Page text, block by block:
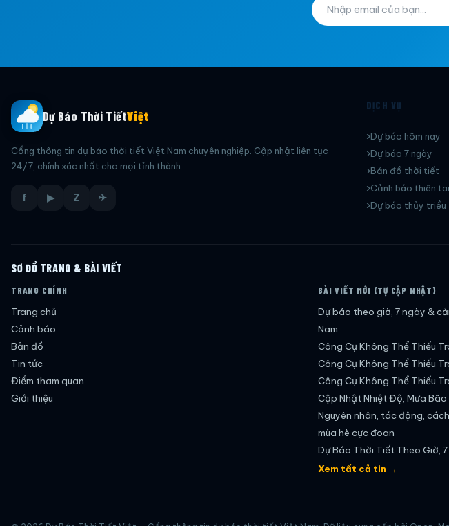
Dự Báo Thời TiếtViệt
Cổng thông tin dự báo thời tiết Việt Nam chuyên nghiệp. Cập nhật liên tục
24/7, chính xác nhất cho mọi tỉnh thành.
f ▶ Z ✈
DỊCH VỤ
Dự báo hôm nay
Dự báo 7 ngày
Bản đồ thời tiết
Cảnh báo thiên tai
Dự báo thủy triều
SƠ ĐỒ TRANG & BÀI VIẾT
TRANG CHÍNH
Trang chủ
Cảnh báo
Bản đồ
Tin tức
Điểm tham quan
Giới thiệu
BÀI VIẾT MỚI (TỰ CẬP NHẬT)
Dự báo theo giờ, 7 ngày &
Nam
Công Cụ Không Thể Thiếu
Công Cụ Không Thể Thiếu
Công Cụ Không Thể Thiếu
Cập Nhật Nhiệt Độ, Mưa
Nguyên nhân, tác động,
mùa hè cực đoan
Dự Báo Thời Tiết Theo Giờ,
Xác Nhất
Cập nhật thời tiết mới nhất
Xem tất cả tin →